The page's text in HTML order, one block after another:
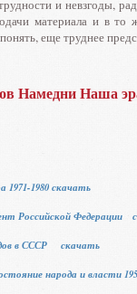
и невзгоды,
материала и в
еще труднее
Намедни Наша
1980 скачать
Российской Федерации
в СССР скачать
народа и власти